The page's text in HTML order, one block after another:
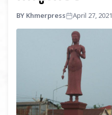
BY Khmerpress April 27, 2021